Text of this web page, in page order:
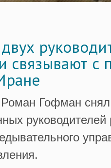
связывают с
Гофман снял